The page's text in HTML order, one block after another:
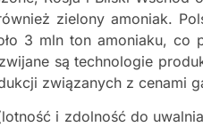
zielony amoniak.
3 mln ton amoniaku, co
są technologie
związanych z cenami
i zdolność do